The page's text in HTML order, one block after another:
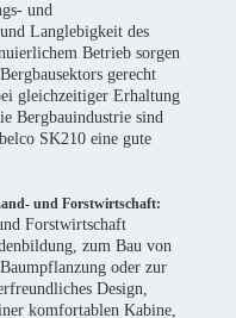
und
Langlebigkeit des
Betrieb sorgen
gerecht
gleichzeitiger Erhaltung
Bergbauindustrie sind
SK210 eine gute
und Forstwirtschaft:
Forstwirtschaft
zum Bau von
oder zur
Design,
komfortablen Kabine,